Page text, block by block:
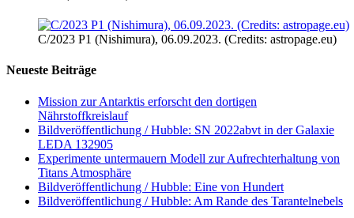
C/2023 P1 (Nishimura), 06.09.2023. (Credits: astropage.eu)
Neueste Beiträge
Mission zur Antarktis erforscht den dortigen
Nährstoffkreislauf
Bildveröffentlichung / Hubble: SN 2022abvt in der Galaxie
LEDA 132905
Experimente untermauern Modell zur Aufrechterhaltung von
Titans Atmosphäre
Bildveröffentlichung / Hubble: Eine von Hundert
Bildveröffentlichung / Hubble: Am Rande des Tarantelnebels